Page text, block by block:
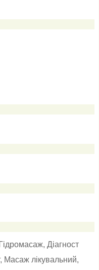
Гідромасаж, Діагност
, Масаж лікувальний,